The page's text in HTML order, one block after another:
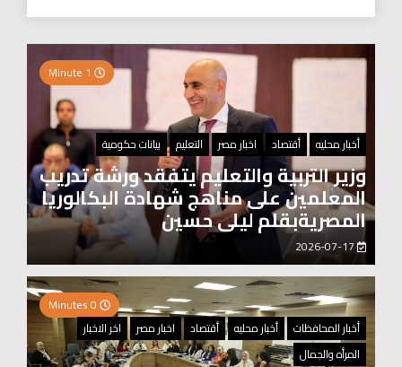
أخبار محليه أقتصاد اخبار مصر التعليم بيانات حكومية
وزير التربية والتعليم يتفقد ورشة تدريب
المعلمين على مناهج شهادة البكالوريا
المصريةبقلم ليلى حسين
أخبار المحافظات
أخبار محليه أقتصاد اخبار مصر
اخر الاخبار
المرأه والجمال